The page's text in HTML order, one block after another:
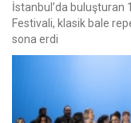
İstanbul’da buluşturan
Festivali, klasik bale
sona erdi